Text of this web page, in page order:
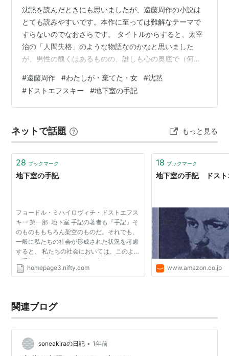
沈黙を読んだときにも思いましたが、遠藤周作の小説は
とても読みやすいです。本作に至っては難解なテーマで
すらないのでなおさらです。 タイトルからすると、太宰
治の「人間失格」のような物語なのかなと思いました
が、男性の醜くはあるものの、誰しも心の奥底で（何な
ているという点で、ドストエフスキーの「地下室の手
記」と通ずるものがありました。 alarm-
mezamashidokei.hatenablog.com 主人公の吉岡に棄て
のが我慢ならない」という心情はとても共感するものが
あったのですが、吉岡にあそこま…
#遠藤周作 #わたしが・棄てた・女 #沈黙
# ドストエフスキー #地下室の手記
ネットで話題 もっと見る
28 ブックマーク
地下室の手記
フョードル・ミハイロヴィチ・ドストエフス
キー 第一部 地下室 手記の著者も『手記』そ
のものももちろん架空のものだ。それでも、
一般に私たちの社会が形成された状況を考慮
すると、 私たちの社会においては、このよう
な手記の作者に類する人物の存在はありうる
どころか必然なのである。 私はごく最近の時
homepage3.nifty.com
18 ブックマーク
地下室の手記 ドスト
www.amazon.co.jp
関連ブログ
soneakiraの日記 • 1年前